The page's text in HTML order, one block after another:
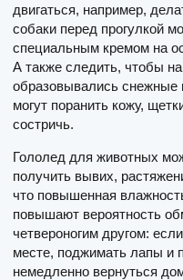
двигаться, например,
собаки перед прогулкой
специальным кремом на
А также следить, чтобы
образовывались снежные
могут поранить кожу,
состричь.
Гололед для животных
получить вывих,
что повышенная
повышают вероятность
четвероногим другом:
месте, поджимать лапы и
немедленно вернуться